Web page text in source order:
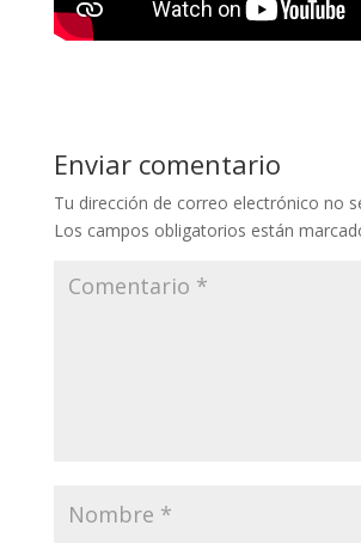
Enviar comentario
Tu dirección de correo electrónico no
Los campos obligatorios están